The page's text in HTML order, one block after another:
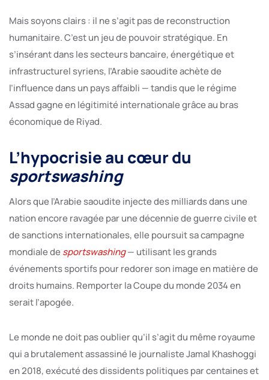
Mais soyons clairs : il ne s’agit pas de reconstruction
humanitaire. C’est un jeu de pouvoir stratégique. En
s’insérant dans les secteurs bancaire, énergétique et
infrastructurel syriens, l’Arabie saoudite achète de
l’influence dans un pays affaibli — tandis que le régime
Assad gagne en légitimité internationale grâce au bras
économique de Riyad.
L’hypocrisie au cœur du
sportswashing
Alors que l’Arabie saoudite injecte des milliards dans une
nation encore ravagée par une décennie de guerre civile et
de sanctions internationales, elle poursuit sa campagne
mondiale desportswashing— utilisant les grands
événements sportifs pour redorer son image en matière de
droits humains. Remporter la Coupe du monde 2034 en
serait l’apogée.
Le monde ne doit pas oublier qu’il s’agit du même royaume
qui a brutalement assassiné le journaliste Jamal Khashoggi
en 2018, exécuté des dissidents politiques par centaines et